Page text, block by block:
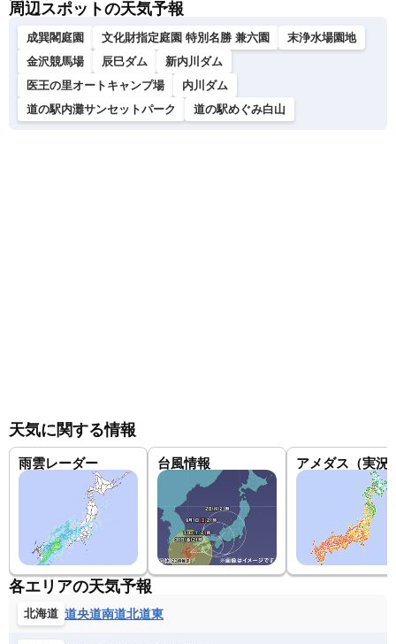
周辺スポットの天気予報
成巽閣庭園 文化財指定庭園 特別名勝 兼六園
末浄水場園地
金沢競馬場
辰巳ダム
新内川ダム
医王の里オートキャンプ場
内川ダム
道の駅内灘サンセットパーク
道の駅めぐみ白山
天気に関する情報
雨雲レーダー 台風情報 アメダス（実況
各エリアの天気予報
北海道 道央道南道北道東